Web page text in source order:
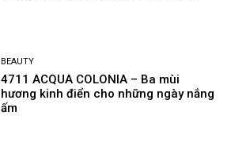
BEAUTY
4711 ACQUA COLONIA – Ba mùi
hương kinh điển cho những ngày nắng
ấm